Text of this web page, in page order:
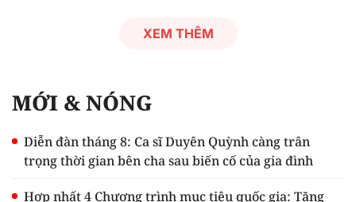
XEM THÊM
MỚI & NÓNG
Diễn đàn tháng 8: Ca sĩ Duyên Quỳnh càng trân
trọng thời gian bên cha sau biến cố của gia đình
Hợp nhất 4 Chương trình mục tiêu quốc gia: Tăng